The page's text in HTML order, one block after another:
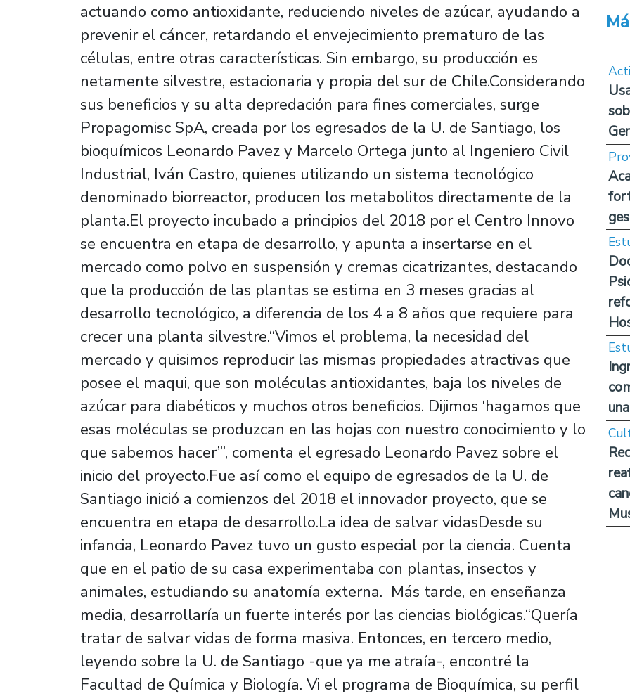
actuando como antioxidante, reduciendo niveles de azúcar, ayudando a
prevenir el cáncer, retardando el envejecimiento prematuro de las
células, entre otras características. Sin embargo, su producción es
netamente silvestre, estacionaria y propia del sur de Chile.Considerando
sus beneficios y su alta depredación para fines comerciales, surge
Propagomisc SpA, creada por los egresados de la U. de Santiago, los
bioquímicos Leonardo Pavez y Marcelo Ortega junto al Ingeniero Civil
Industrial, Iván Castro, quienes utilizando un sistema tecnológico
denominado biorreactor, producen los metabolitos directamente de la
planta.El proyecto incubado a principios del 2018 por el Centro Innovo
se encuentra en etapa de desarrollo, y apunta a insertarse en el
mercado como polvo en suspensión y cremas cicatrizantes, destacando
que la producción de las plantas se estima en 3 meses gracias al
desarrollo tecnológico, a diferencia de los 4 a 8 años que requiere para
crecer una planta silvestre.“Vimos el problema, la necesidad del
mercado y quisimos reproducir las mismas propiedades atractivas que
posee el maqui, que son moléculas antioxidantes, baja los niveles de
azúcar para diabéticos y muchos otros beneficios. Dijimos ‘hagamos que
esas moléculas se produzcan en las hojas con nuestro conocimiento y lo
que sabemos hacer’”, comenta el egresado Leonardo Pavez sobre el
inicio del proyecto.Fue así como el equipo de egresados de la U. de
Santiago inició a comienzos del 2018 el innovador proyecto, que se
encuentra en etapa de desarrollo.La idea de salvar vidasDesde su
infancia, Leonardo Pavez tuvo un gusto especial por la ciencia. Cuenta
que en el patio de su casa experimentaba con plantas, insectos y
animales, estudiando su anatomía externa. Más tarde, en enseñanza
media, desarrollaría un fuerte interés por las ciencias biológicas.“Quería
tratar de salvar vidas de forma masiva. Entonces, en tercero medio,
leyendo sobre la U. de Santiago -que ya me atraía-, encontré la
Facultad de Química y Biología. Vi el programa de Bioquímica, su perfil